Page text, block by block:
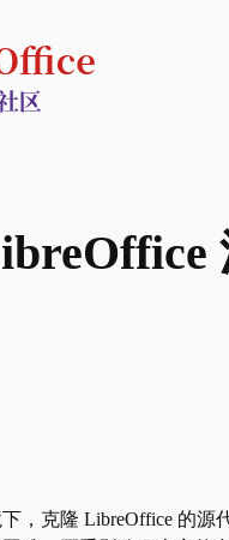
，克隆 LibreOffice 的源